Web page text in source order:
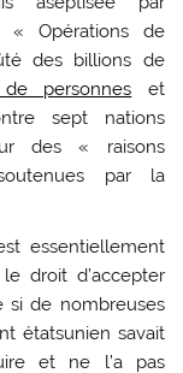
« Opérations de
des billions de
personnes et
sept nations
des « raisons
par la
essentiellement
droit d’accepter
si de nombreuses
étatsunien savait
et ne l’a pas